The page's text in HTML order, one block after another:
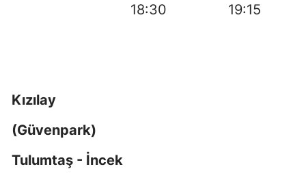
18:30 19:15
Kızılay
(Güvenpark)
Tulumtaş - İncek